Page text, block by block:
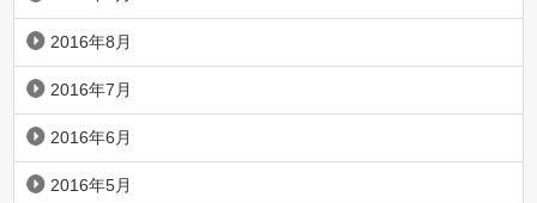
2016年8月
2016年7月
2016年6月
2016年5月